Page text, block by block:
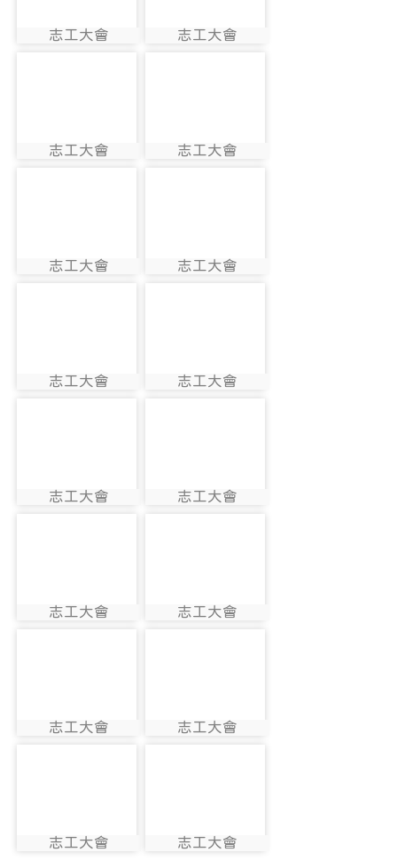
志工大會
photo:1581 志工大會
photo:1582
志工大會
photo:1583 志工大會
photo:1584
志工大會
photo:1585 志工大會
photo:1586
志工大會
photo:1587 志工大會
photo:1588
志工大會
photo:1589 志工大會
photo:1590
志工大會
photo:1591 志工大會
photo:1592
志工大會
photo:1593 志工大會
photo:1594
志工大會
photo:1595 志工大會
photo:1596